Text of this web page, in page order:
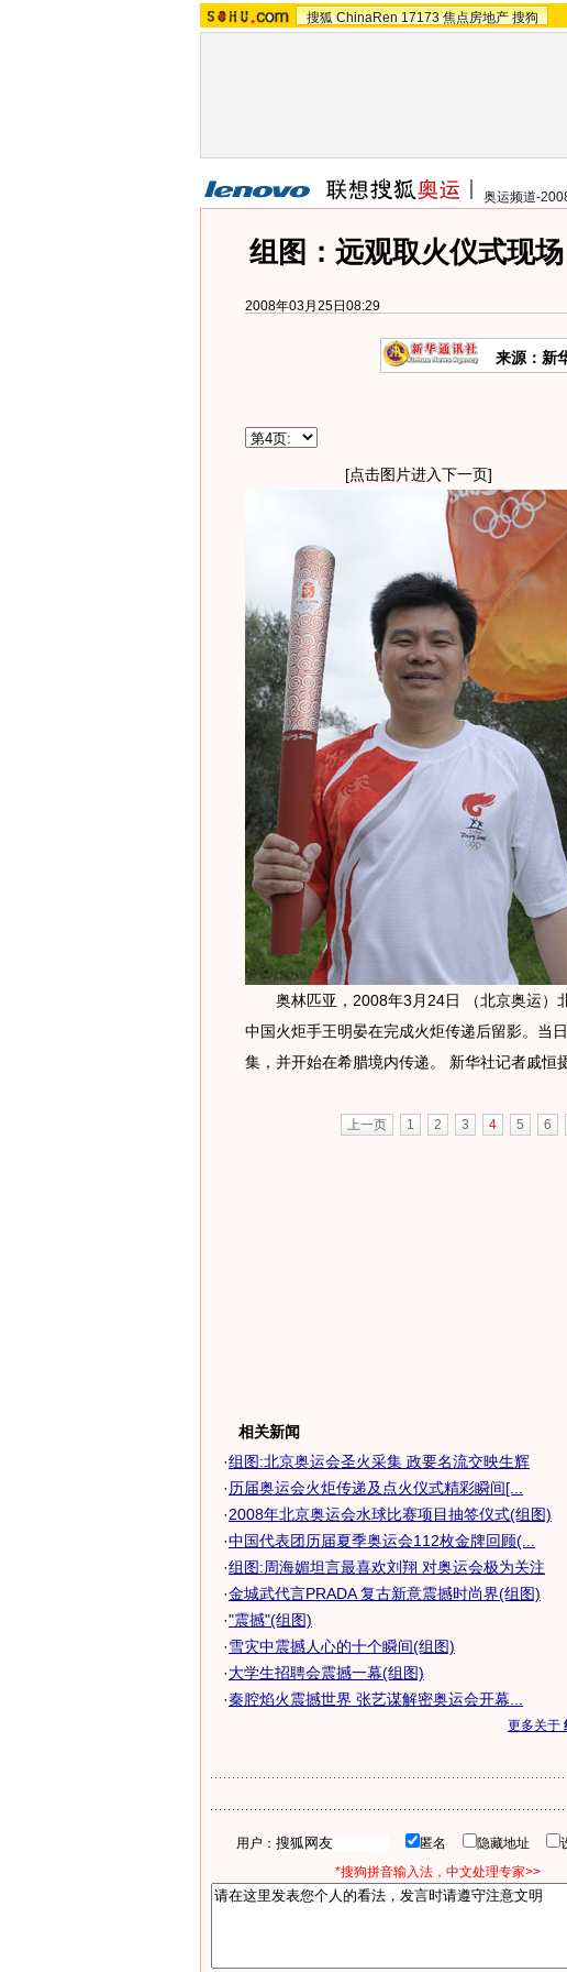
搜狐 ChinaRen 17173 焦点房地产 搜狗
奥运频道-
组图：远观取火仪式现
2008年03月25日08:29
来源：新
[点击图片进入下一页]
奥林匹亚，2008年3月24日 （北京奥运）
中国火炬手王明晏在完成火炬传递后留影。当
集，并开始在希腊境内传递。 新华社记者戚恒
上一页 1 2 3 4 5 6
相关新闻
·组图:北京奥运会圣火采集 政要名流交映生辉
· 历届奥运会火炬传递及点火仪式精彩瞬间[...
·2008年北京奥运会水球比赛项目抽签仪式(组图)
·中国代表团历届夏季奥运会112枚金牌回顾(...
·组图:周海媚坦言最喜欢刘翔 对奥运会极为关注
·金城武代言PRADA 复古新意震撼时尚界(组图)
·"震撼"(组图)
·雪灾中震撼人心的十个瞬间(组图)
·大学生招聘会震撼一幕(组图)
·秦腔焰火震撼世界 张艺谋解密奥运会开幕...
更多关于
用户： 匿名 隐藏地址
*搜狗拼音输入法，中文处理专家>>